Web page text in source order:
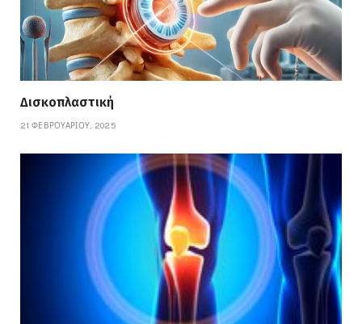
Δισκοπλαστική
21 ΦΕΒΡΟΥΑΡΊΟΥ, 2025